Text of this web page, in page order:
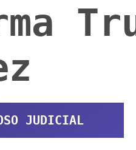
JUDICIAL